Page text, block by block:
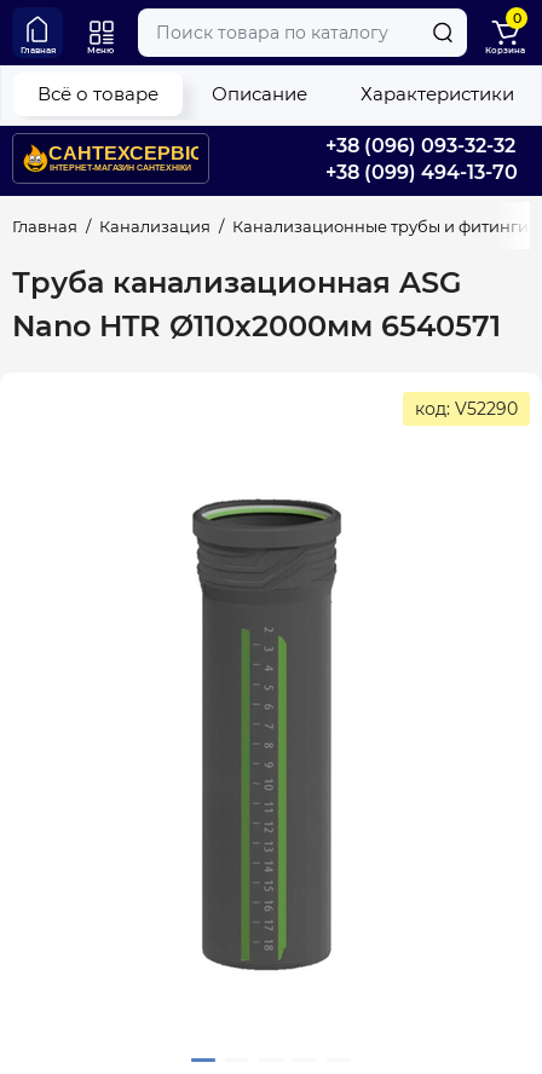
+38 (096) 093-32-32
+38 (099) 494-13-70
Главная Меню
0
Корзина
Главная Канализация Канализационные трубы и фитинги
Труба канализационная ASG
Nano HTR Ø110х2000мм 6540571
Всё о товаре Описание Характеристики
код: V52290